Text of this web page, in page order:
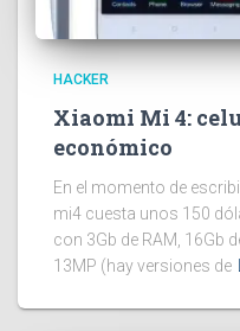
HACKER
Xiaomi Mi 4:
económico
En el momento de
mi4 cuesta unos 150
con 3Gb de RAM, 16Gb
13MP (hay versiones de